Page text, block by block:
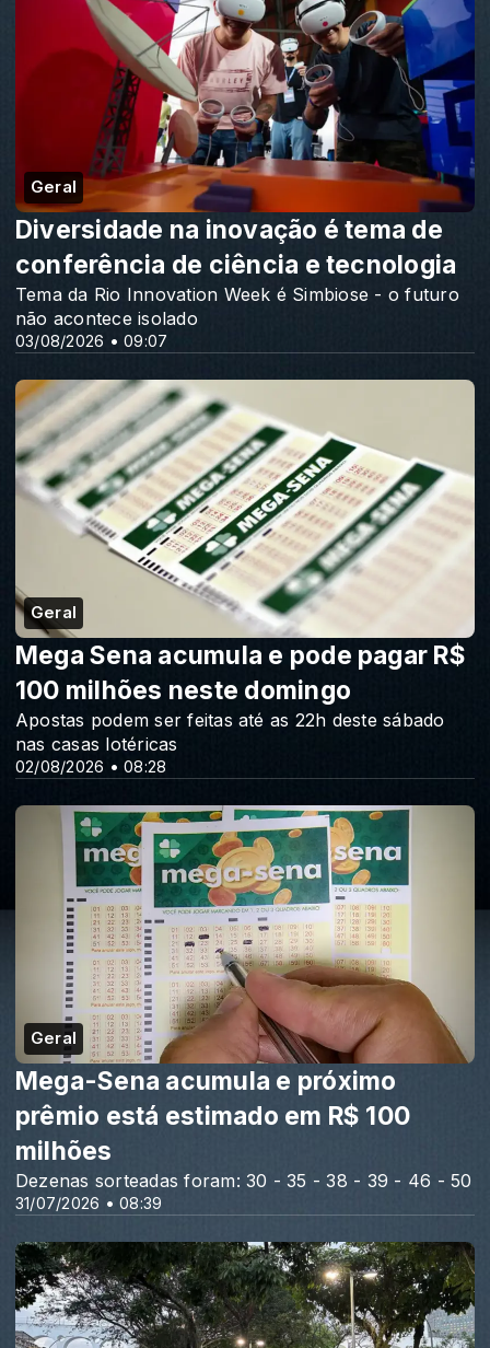
Geral
03/08/2026 • 09:07
Diversidade na inovação é tema de
conferência de ciência e tecnologia
Tema da Rio Innovation Week é Simbiose - o futuro
não acontece isolado
Geral
02/08/2026 • 08:28
Mega Sena acumula e pode pagar R$
100 milhões neste domingo
Apostas podem ser feitas até as 22h deste sábado
nas casas lotéricas
Geral
31/07/2026 • 08:39
Mega-Sena acumula e próximo
prêmio está estimado em R$ 100
milhões
Dezenas sorteadas foram: 30 - 35 - 38 - 39 - 46 - 50